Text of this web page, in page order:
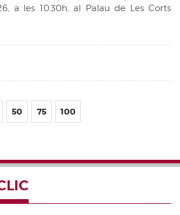
a les 10.30h, al Palau de Les Corts
50 75 100